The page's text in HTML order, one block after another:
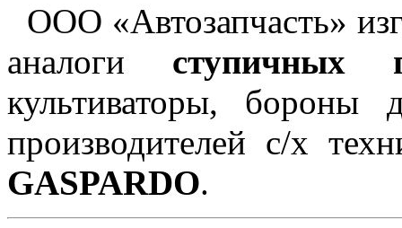
ООО «Автозапчасть»
аналоги ступичных
культиваторы,
производителей с/х
GASPARDO.